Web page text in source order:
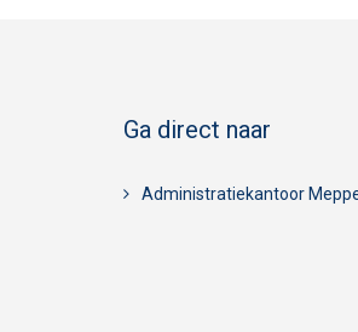
Ga direct naar
Administratiekantoor